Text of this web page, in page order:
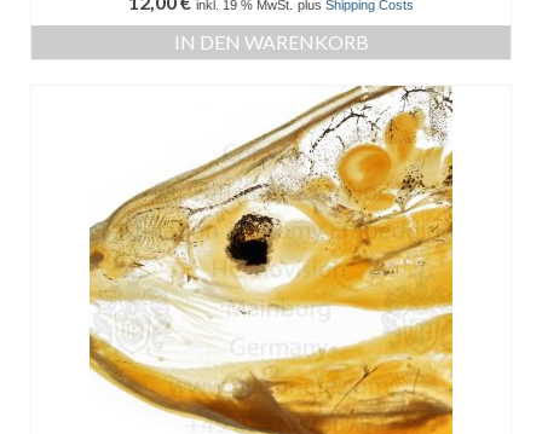
inkl. 19 % MwSt. plus Shipping Costs
IN DEN WARENKORB